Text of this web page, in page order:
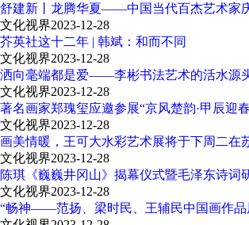
舒建新丨龙腾华夏——中国当代百杰艺术家
文化视界2023-12-28
芥英社这十二年 | 韩斌：和而不同
文化视界2023-12-28
洒向毫端都是爱——李彬书法艺术的活水源
文化视界2023-12-28
著名画家郑瑰玺应邀参展“京风楚韵·甲辰
文化视界2023-12-28
画美情暖，王可大水彩艺术展将于下周二在
文化视界2023-12-28
陈琪《巍巍井冈山》揭幕仪式暨毛泽东诗词
文化视界2023-12-28
“畅神——范扬、梁时民、王辅民中国画作品